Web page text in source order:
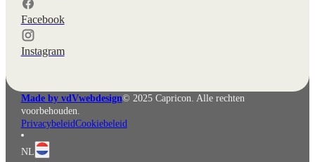
Facebook
Instagram
Made by vdVwebdesign© 2025 Capricon. Alle rechten
voorbehouden.
PrivacybeleidCookiebeleid
NL
English
Deutsch